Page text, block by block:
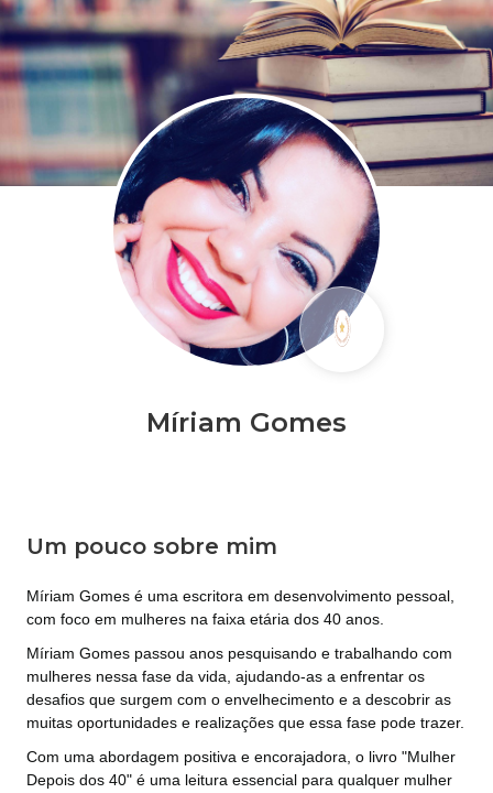
Míriam Gomes
Um pouco sobre mim
Míriam Gomes é uma escritora em desenvolvimento pessoal,
com foco em mulheres na faixa etária dos 40 anos.
Míriam Gomes passou anos pesquisando e trabalhando com
mulheres nessa fase da vida, ajudando-as a enfrentar os
desafios que surgem com o envelhecimento e a descobrir as
muitas oportunidades e realizações que essa fase pode trazer.
Com uma abordagem positiva e encorajadora, o livro "Mulher
Depois dos 40" é uma leitura essencial para qualquer mulher